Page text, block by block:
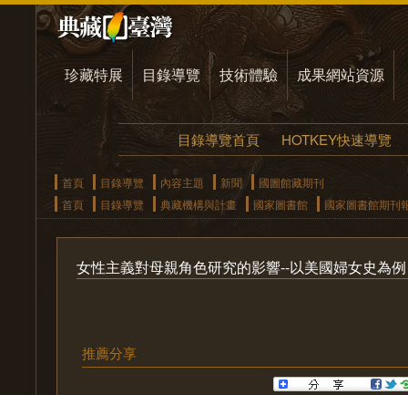
珍藏特展 目錄導覽 技術體驗 成果網站資源
目錄導覽首頁 HOTKEY快速導覽
首頁 目錄導覽 內容主題 新聞
國圖館藏期刊
首頁
目錄導覽 典藏機構與計畫 國家圖書館 國家圖書館期刊
女性主義對母親角色研究的影響--以美國婦女史為例
推薦分享